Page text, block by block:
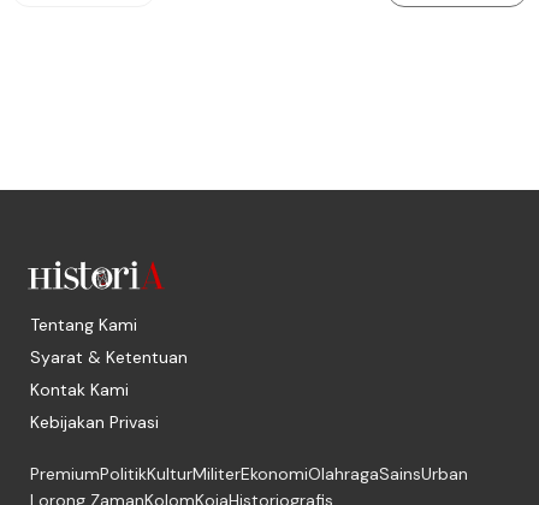
Tentang Kami
Syarat & Ketentuan
Kontak Kami
Kebijakan Privasi
PremiumPolitikKulturMiliterEkonomiOlahragaSainsUrban
Lorong ZamanKolomKojaHistoriografis